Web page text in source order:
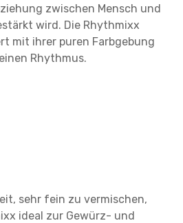
zwischen Mensch und
wird. Die Rhythmixx
mit ihrer puren Farbgebung
Rhythmus.
sehr fein zu vermischen,
ideal zur Gewürz- und